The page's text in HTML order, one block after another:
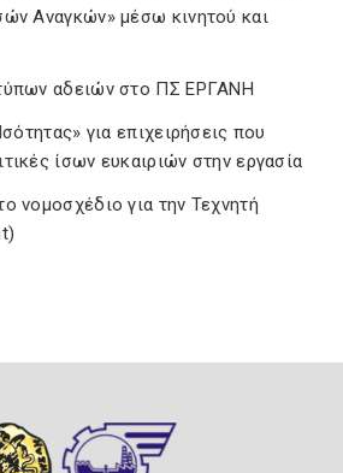
Αναγκών» μέσω κινητού και
αδειών στο ΠΣ ΕΡΓΑΝΗ
για επιχειρήσεις που
ίσων ευκαιριών στην εργασία
νομοσχέδιο για την Τεχνητή